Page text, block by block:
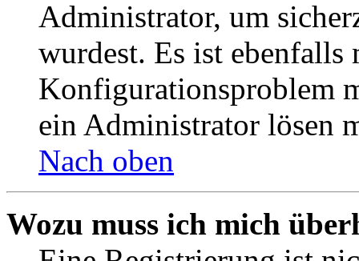
Administrator, um
wurdest. Es ist ebenfalls
Konfigurationsproblem
ein Administrator lösen
Nach oben
Wozu muss ich mich